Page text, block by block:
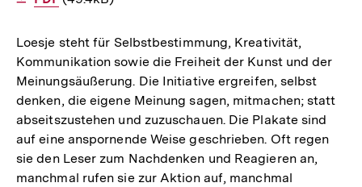
Loesje steht für Selbstbestimmung, Kreativität,
Kommunikation sowie die Freiheit der Kunst und der
Meinungsäußerung. Die Initiative ergreifen, selbst
denken, die eigene Meinung sagen, mitmachen; statt
abseitszustehen und zuzuschauen. Die Plakate sind
auf eine anspornende Weise geschrieben. Oft regen
sie den Leser zum Nachdenken und Reagieren an,
manchmal rufen sie zur Aktion auf, manchmal